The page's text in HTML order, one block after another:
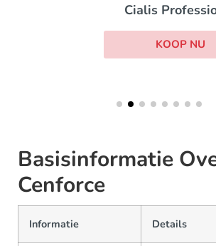
Cialis Professional
KOOP NU
Basisinformatie
Cenforce
Informatie Details